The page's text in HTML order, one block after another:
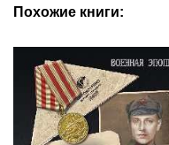
Похожие книги: